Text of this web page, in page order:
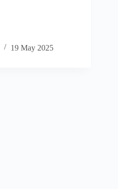
19 May 2025